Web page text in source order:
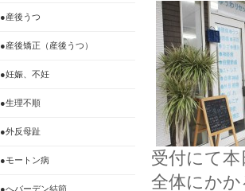
受付にて
全体にか
●産後うつ
●産後矯正（産後うつ）
●妊娠、不妊
●生理不順
●外反母趾
●モートン病
●へバーデン結節